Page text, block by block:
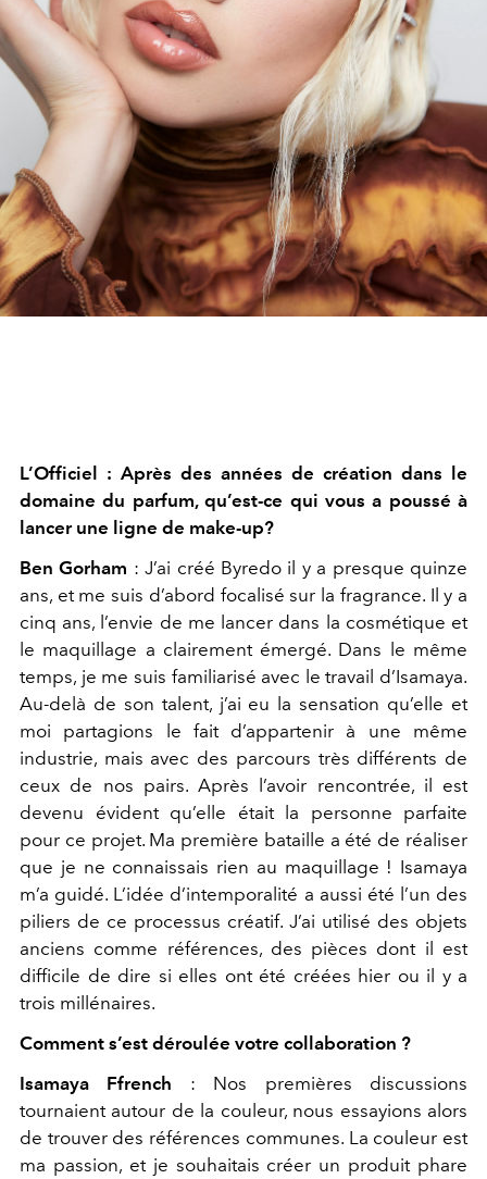
L’Officiel : Après des années de création dans le
domaine du parfum, qu’est-ce qui vous a poussé à
lancer une ligne de make-up?
Ben Gorham : J’ai créé Byredo il y a presque quinze
ans, et me suis d’abord focalisé sur la fragrance. Il y a
cinq ans, l’envie de me lancer dans la cosmétique et
le maquillage a clairement émergé. Dans le même
temps, je me suis familiarisé avec le travail d’Isamaya.
Au-delà de son talent, j’ai eu la sensation qu’elle et
moi partagions le fait d’appartenir à une même
industrie, mais avec des parcours très différents de
ceux de nos pairs. Après l’avoir rencontrée, il est
devenu évident qu’elle était la personne parfaite
pour ce projet. Ma première bataille a été de réaliser
que je ne connaissais rien au maquillage ! Isamaya
m’a guidé. L’idée d’intemporalité a aussi été l’un des
piliers de ce processus créatif. J’ai utilisé des objets
anciens comme références, des pièces dont il est
difficile de dire si elles ont été créées hier ou il y a
trois millénaires.
Comment s’est déroulée votre collaboration ?
Isamaya Ffrench : Nos premières discussions
tournaient autour de la couleur, nous essayions alors
de trouver des références communes. La couleur est
ma passion, et je souhaitais créer un produit phare